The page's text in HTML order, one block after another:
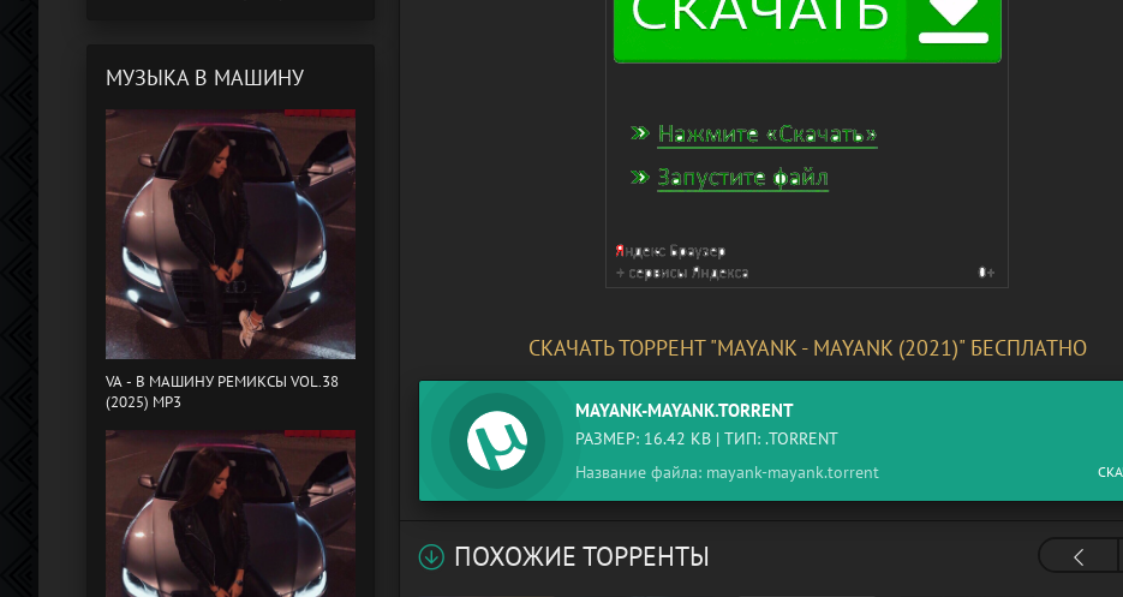
СКАЧАТЬ ТОРРЕНТ "MAYANK - MAYANK (2021)" БЕСПЛАТНО
MAYANK-MAYANK.TORRENT
РАЗМЕР: 16.42 KB | ТИП: .TORRENT
Название файла: mayank-mayank.torrent
ПОХОЖИЕ ТОРРЕНТЫ
МУЗЫКА В МАШИНУ
VA - B МАШИНУ РЕМИКСЫ VOL.38
(2025) MP3